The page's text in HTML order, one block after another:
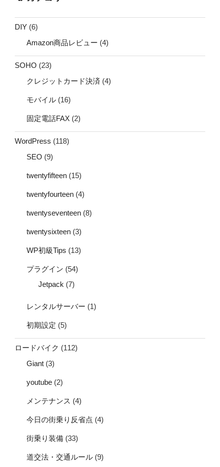
DIY (6)
Amazon商品レビュー (4)
SOHO (23)
クレジットカード決済 (4)
モバイル (16)
固定電話FAX (2)
WordPress (118)
SEO (9)
twentyfifteen (15)
twentyfourteen (4)
twentyseventeen (8)
twentysixteen (3)
WP初級Tips (13)
プラグイン (54)
Jetpack (7)
レンタルサーバー (1)
初期設定 (5)
ロードバイク (112)
Giant (3)
youtube (2)
メンテナンス (4)
今日の街乗り反省点 (4)
街乗り装備 (33)
道交法・交通ルール (9)